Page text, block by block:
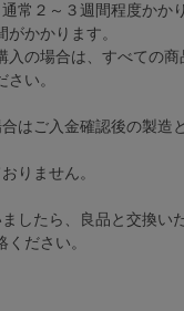
常２～３週間程度かか
かかります。
入の場合は、すべての
い。
はご入金確認後の製造
りません。
したら、良品と交換い
ださい。